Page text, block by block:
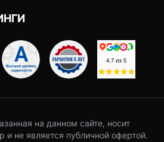
на данном сайте, носит
и не является публичной офертой.